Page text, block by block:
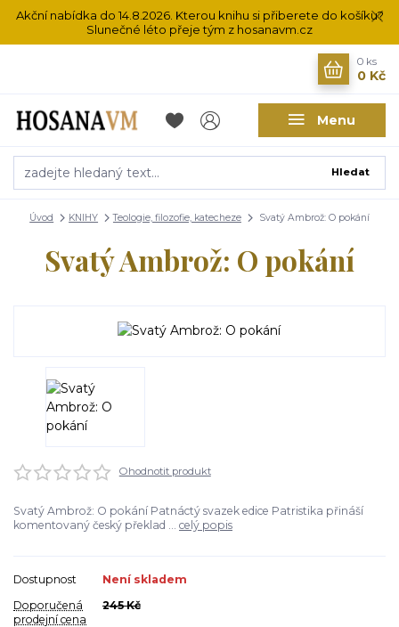
Akční nabídka do 14.8.2026. Kterou knihu si přiberete do košíku?
Slunečné léto přeje tým z hosanavm.cz
Menu
Hledat
0 ks
0 Kč
Úvod KNIHY Teologie, filozofie, katecheze Svatý Ambrož: O pokání
Svatý Ambrož: O pokání
Ohodnotit produkt
Svatý Ambrož: O pokání Patnáctý svazek edice Patristika přináší
komentovaný český překlad ... celý popis
Dostupnost
Není skladem
Doporučená
prodejní cena
245 Kč